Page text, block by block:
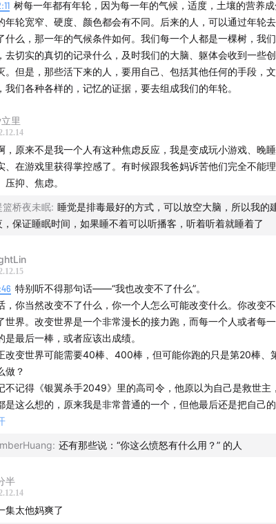
树每一年都有年轮，因为每一年的气候，适度，土壤的营养
年轮宽窄、硬度、颜色都会有不同。后来的人，可以通过年轮
什么，那一年的气候条件如何。我们每一个人都是一棵树，我
去切实的真切的记录什么，及时我们的大脑、躯体会收到一些
。但是，那些活下来的人，要用自己、包括其他任何的手段，
我们各种各样的，记忆的证据，要去组成我们的年轮。
里
，原来不是我一个人有这种焦虑反应，我是变成玩小游戏、晚
、在游戏里获得掌控感了。有时候跟我爸妈诉苦他们完全不能
压抑、焦虑。
篮桥夜未眠: 睡觉是排毒最好的方式，可以放空大脑，所以我的
，保证睡眠时间，如果睡不着可以听播客，听着听着就睡着了
特别听不得那句话——“我也改变不了什么”。
，你当然改变不了什么，你一个人怎么可能改变什么。你改变
世界。改变世界是一个非常漫长的接力跑，而每一个人或者每
是最后一棒，或者应该出成绩。
改变世界可能需要40棒、400棒，但可能你跑的只是第20棒、
做？
不记得《银翼杀手2049》里的高司令，他原以为自己是救世主
是这么想的，原来我是非常普通的一个，但他最后还是把自己
我觉得这是最牛逼的英雄成长。因为他意识到了自己不是跑最后
世界的事不在于能不能在你这完成，你要做的事情是你把这种信
下一代人有没有可能是最后一棒，其实取决于我们跑得怎么样
常好，下一代人成了最后一棒。但如果我们把棒扔了，那肯定就
: 还有那些说：“你这么愤怒有什么用？” 的人
半
集太他妈爽了